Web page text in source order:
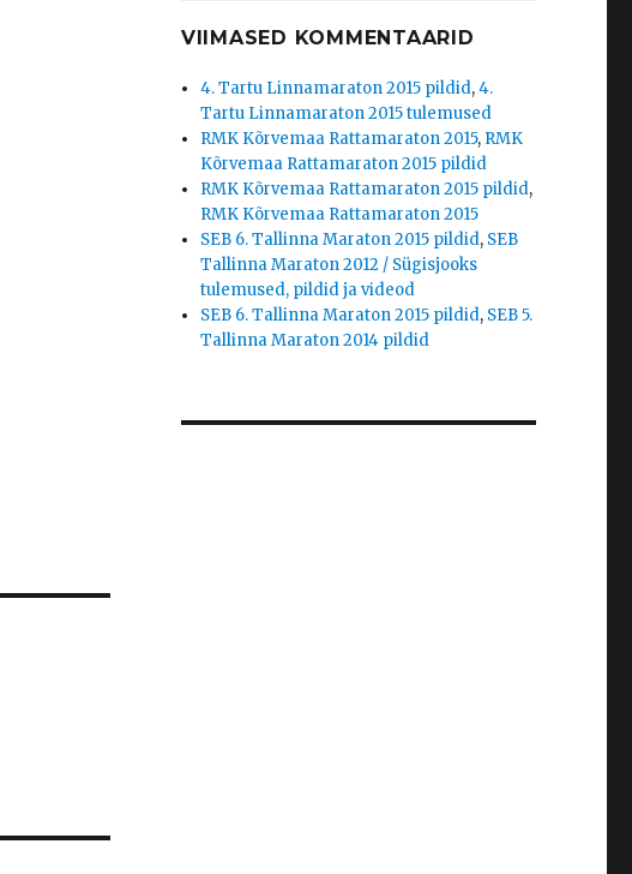
VIIMASED KOMMENTAARID
4. Tartu Linnamaraton 2015 pildid,4.
Tartu Linnamaraton 2015 tulemused
RMK Kõrvemaa Rattamaraton 2015, RMK
Kõrvemaa Rattamaraton 2015 pildid
RMK Kõrvemaa Rattamaraton 2015 pildid,
RMK Kõrvemaa Rattamaraton 2015
SEB 6. Tallinna Maraton 2015 pildid, SEB
Tallinna Maraton 2012 / Sügisjooks
tulemused, pildid ja videod
SEB 6. Tallinna Maraton 2015 pildid, SEB 5.
Tallinna Maraton 2014 pildid